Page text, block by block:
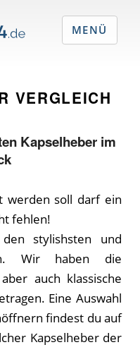
VERGLEICH
Kapselheber im
werden soll darf ein
fehlen!
stylishsten und
Wir haben die
auch klassische
Eine Auswahl
findest du auf
Kapselheber der
MENÜ